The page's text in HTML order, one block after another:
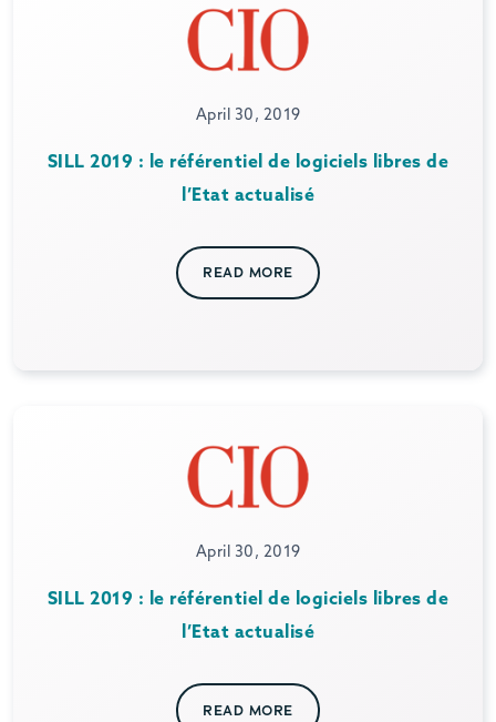
April 30, 2019
SILL 2019 : le référentiel de logiciels libres de
l’Etat actualisé
READ MORE
April 30, 2019
SILL 2019 : le référentiel de logiciels libres de
l’Etat actualisé
READ MORE